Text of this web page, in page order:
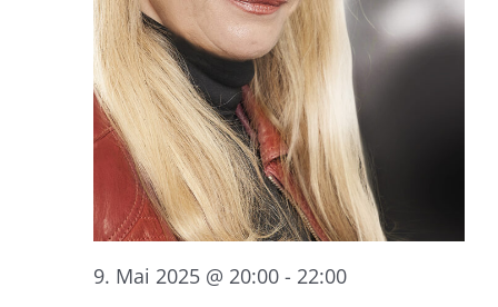
9. Mai 2025 @ 20:00 - 22:00